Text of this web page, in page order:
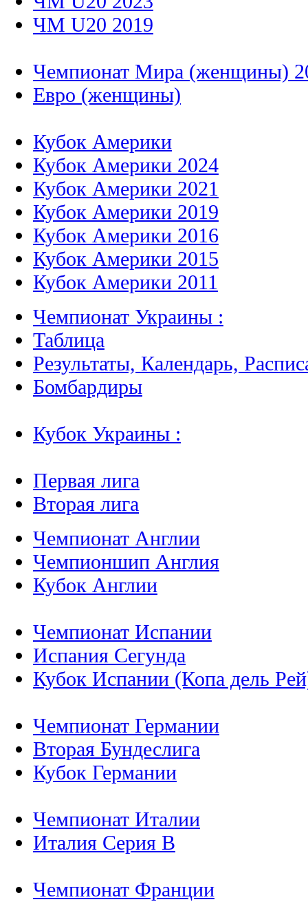
ЧМ U20 2019
Чемпионат Мира (женщины)
Евро (женщины)
Кубок Америки
Кубок Америки 2024
Кубок Америки 2021
Кубок Америки 2019
Кубок Америки 2016
Кубок Америки 2015
Кубок Америки 2011
Чемпионат Украины :
Таблица
Результаты, Календарь,
Бомбардиры
Кубок Украины :
Первая лига
Вторая лига
Чемпионат Англии
Чемпионшип Англия
Кубок Англии
Чемпионат Испании
Испания Сегунда
Кубок Испании (Копа дель
Чемпионат Германии
Вторая Бундеслига
Кубок Германии
Чемпионат Италии
Италия Серия B
Чемпионат Франции